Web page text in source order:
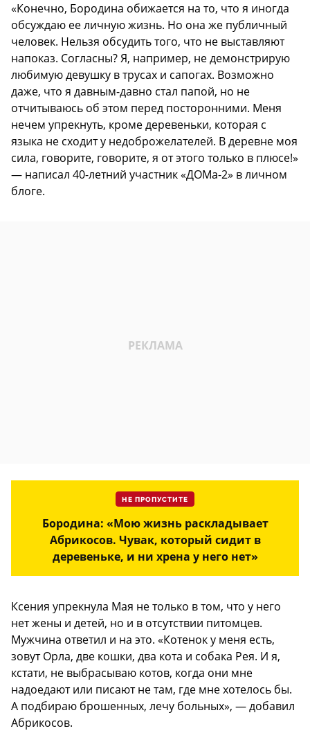
«Конечно, Бородина обижается на то, что я иногда
обсуждаю ее личную жизнь. Но она же публичный
человек. Нельзя обсудить того, что не выставляют
напоказ. Согласны? Я, например, не демонстрирую
любимую девушку в трусах и сапогах. Возможно
даже, что я давным-давно стал папой, но не
отчитываюсь об этом перед посторонними. Меня
нечем упрекнуть, кроме деревеньки, которая с
языка не сходит у недоброжелателей. В деревне моя
сила, говорите, говорите, я от этого только в плюсе!»
— написал 40-летний участник «ДОМа-2» в личном
блоге.
НЕ ПРОПУСТИТЕ
Бородина: «Мою жизнь раскладывает
Абрикосов. Чувак, который сидит в
деревеньке, и ни хрена у него нет»
Ксения упрекнула Мая не только в том, что у него
нет жены и детей, но и в отсутствии питомцев.
Мужчина ответил и на это. «Котенок у меня есть,
зовут Орла, две кошки, два кота и собака Рея. И я,
кстати, не выбрасываю котов, когда они мне
надоедают или писают не там, где мне хотелось бы.
А подбираю брошенных, лечу больных», — добавил
Абрикосов.